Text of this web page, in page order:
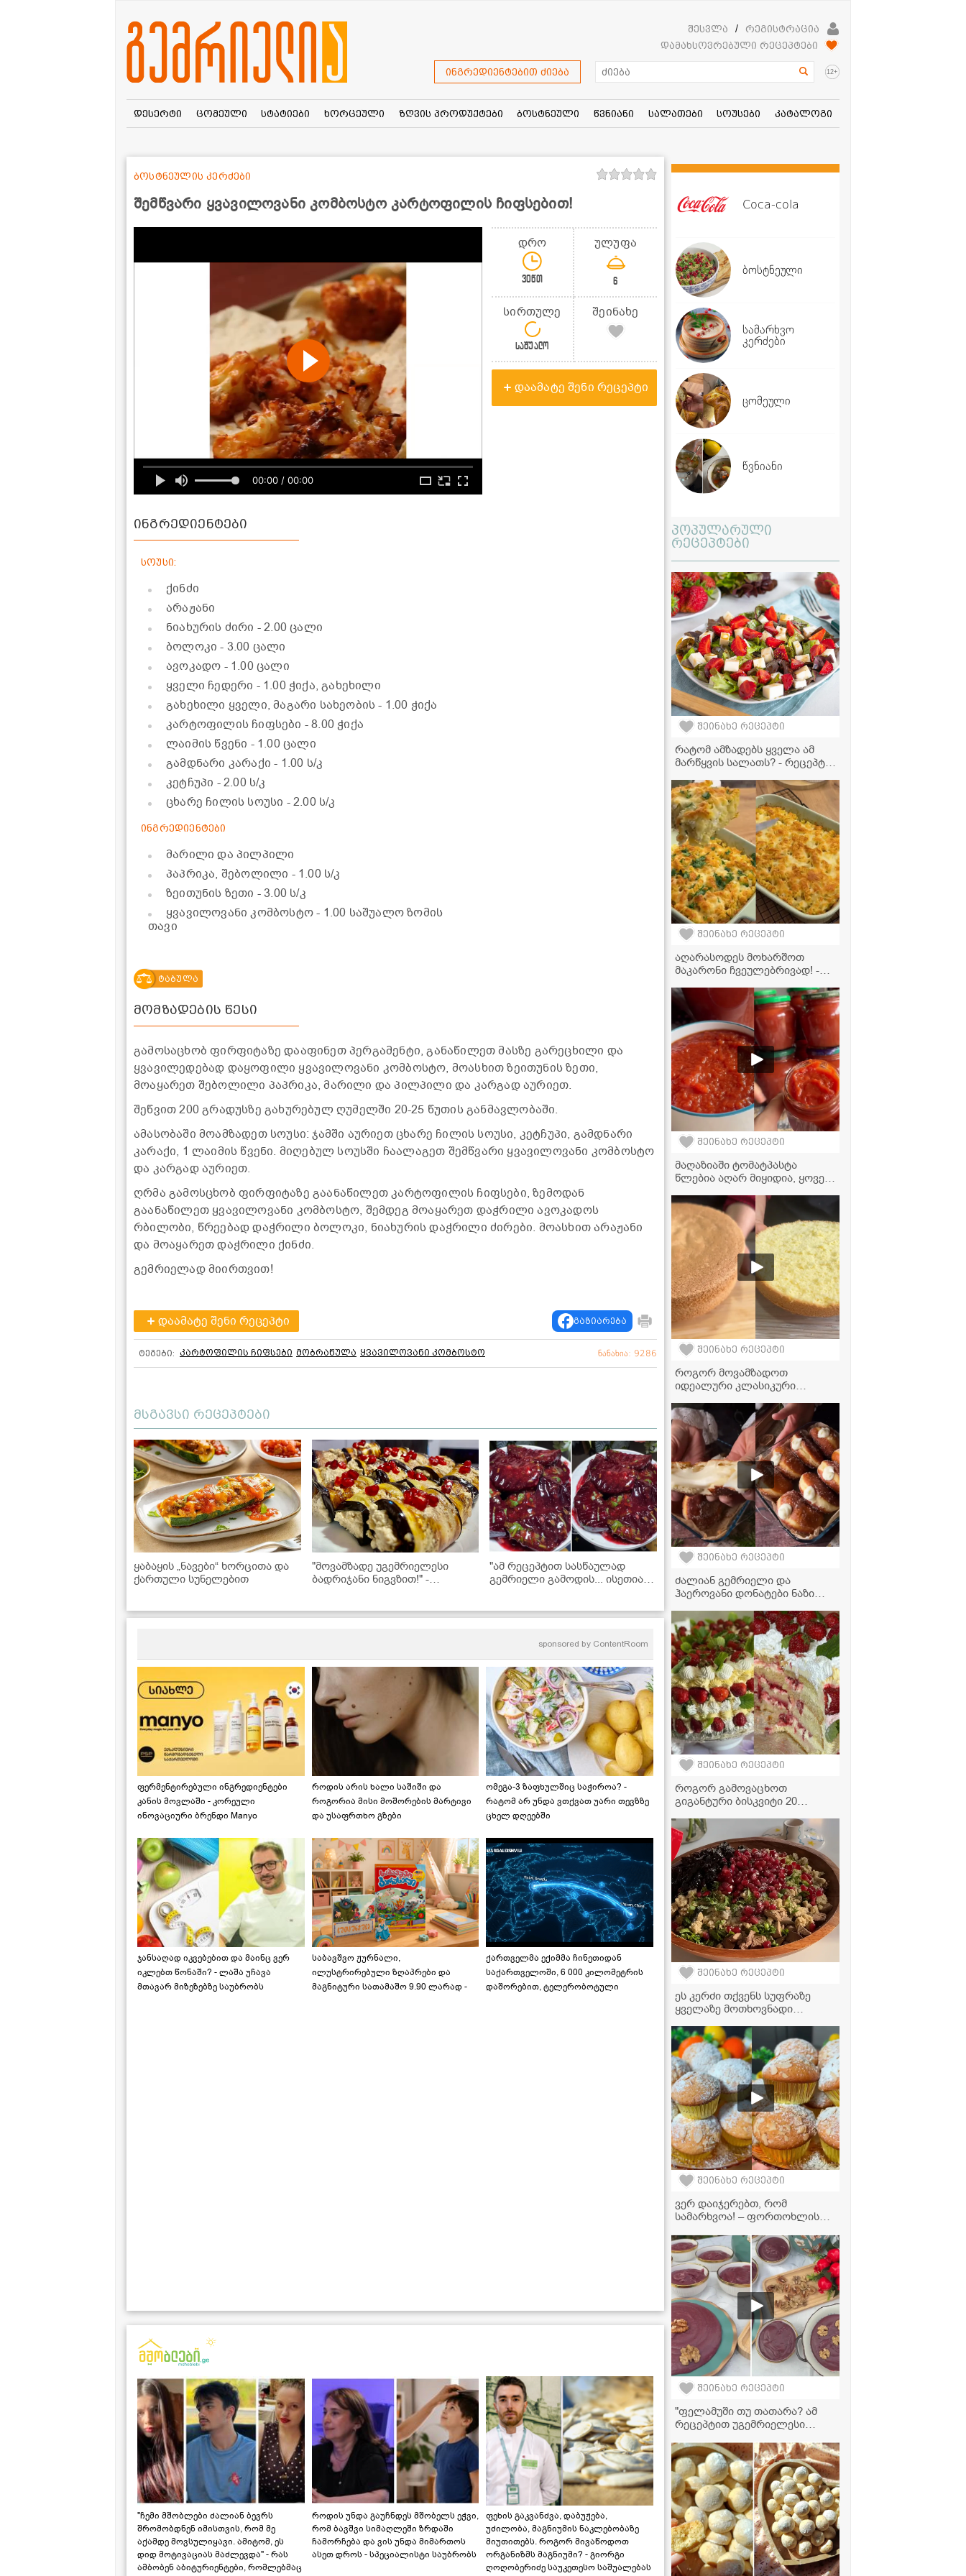
შესვლა /
რეგისტრაცია
დამახსოვრებული რეცეპტები
ინგრედიენტებით ძიება 12+
დესერტი ცომეული სტატიები ხორცეული ზღვის პროდუქტები ბოსტნეული წვნიანი სალათები სოუსები კატალოგი
შემწვარი ყვავილოვანი კომბოსტო კარტოფილის ჩიფსებით!
ბოსტნეულის კერძები
00:00 / 00:00
დრო
30წთ
ულუფა
6
სირთულე
საშუალო
შეინახე
დაამატე შენი რეცეპტი
ინგრედიენტები
სოუსი:
ქინძი
არაჟანი
ნიახურის ძირი - 2.00 ცალი
ბოლოკი- 3.00 ცალი
ავოკადო - 1.00 ცალი
ყველი ჩედერი - 1.00 ჭიქა, გახეხილი
გახეხილი ყველი, მაგარი სახეობის- 1.00 ჭიქა
კარტოფილის ჩიფსები - 8.00 ჭიქა
ლაიმის წვენი - 1.00 ცალი
გამდნარი კარაქი- 1.00 ს/კ
კეტჩუპი - 2.00 ს/კ
ცხარე ჩილის სოუსი - 2.00 ს/კ
ინგრედიენტები
მარილი და პილპილი
პაპრიკა, შებოლილი - 1.00 ს/კ
ზეითუნის ზეთი - 3.00 ს/კ
ყვავილოვანი კომბოსტო- 1.00 საშუალო ზომის
თავი
ტაბულა
მომზადების წესი
გამოსაცხობ ფირფიტაზე დააფინეთ პერგამენტი, განაწილეთ მასზე გარეცხილი და
ყვავილედებად დაყოფილი ყვავილოვანი კომბოსტო, მოასხით ზეითუნის ზეთი,
მოაყარეთ შებოლილი პაპრიკა, მარილი და პილპილი და კარგად აურიეთ.
შეწვით 200 გრადუსზე გახურებულ ღუმელში 20-25 წუთის განმავლობაში.
ამასობაში მოამზადეთ სოუსი: ჯამში აურიეთ ცხარე ჩილის სოუსი, კეტჩუპი, გამდნარი
კარაქი, 1 ლაიმის წვენი. მიღებულ სოუსში ჩაალაგეთ შემწვარი ყვავილოვანი კომბოსტო
და კარგად აურიეთ.
ღრმა გამოსცხობ ფირფიტაზე გაანაწილეთ კარტოფილის ჩიფსები, ზემოდან
გაანაწილეთ ყვავილოვანი კომბოსტო, შემდეგ მოაყარეთ დაჭრილი ავოკადოს
რბილობი, წრეებად დაჭრილი ბოლოკი, ნიახურის დაჭრილი ძირები. მოასხით არაჟანი
და მოაყარეთ დაჭრილი ქინძი.
გემრიელად მიირთვით!
დაამატე შენი რეცეპტი გაზიარება
ტეგები: კარტოფილის ჩიფსები მობრაწულა ყვავილოვანი კომბოსტო ნანახია: 9286
მსგავსი რეცეპტები
ყაბაყის „ნავები“ ხორცითა და
ქართული სუნელებით
"მოვამზადე უგემრიელესი
ბადრიჯანი ნიგვზით!" -
"ამ რეცეპტით სასწაულად
გემრიელი გამოდის... ისეთია,
sponsored by ContentRoom
ფერმენტირებული ინგრედიენტები
კანის მოვლაში - კორეული
ინოვაციური ბრენდი Manyo
როდის არის ხალი საშიში და
როგორია მისი მოშორების მარტივი
და უსაფრთხო გზები
ომეგა-3 ზაფხულშიც საჭიროა? -
რატომ არ უნდა ვთქვათ უარი თევზზე
ცხელ დღეებში
ჯანსაღად იკვებებით და მაინც ვერ
იკლებთ წონაში? - ლაშა უჩავა
მთავარ მიზეზებზე საუბრობს
საბავშვო ჟურნალი,
ილუსტრირებული ზღაპრები და
მაგნიტური სათამაშო 9.90 ლარად -
ქართველმა ექიმმა ჩინეთიდან
საქართველოში, 6 000 კილომეტრის
დაშორებით, ტელერობოტული
"ჩემი მშობლები ძალიან ბევრს
შრომობდნენ იმისთვის, რომ მე
აქამდე მოვსულიყავი. ამიტომ, ეს
დიდ მოტივაციას მაძლევდა" - რას
ამბობენ აბიტურიენტები, რომლებმაც
როდის უნდა გაუჩნდეს მშობელს ეჭვი,
რომ ბავშვი სიმაღლეში ზრდაში
ჩამორჩება და ვის უნდა მიმართოს
ასეთ დროს - სპეციალისტი საუბრობს
ფეხის გაკვანძვა, დაბუჟება,
უძილობა, მაგნიუმის ნაკლებობაზე
მიუთითებს. როგორ მივაწოდოთ
ორგანიზმს მაგნიუმი? - გიორგი
ღოღობერიძე საუკეთესო საშუალებას
Coca-cola
ბოსტნეული
სამარხვო
კერძები
ცომეული
წვნიანი
პოპულარული
რეცეპტები
შეინახე რეცეპტი
რატომ ამზადებს ყველა ამ
მარწყვის სალათს? - რეცეპტი,
სცადოთ!
შეინახე რეცეპტი
აღარასოდეს მოხარშოთ
მაკარონი ჩვეულებრივად! -
უგემრიელესი კერძი მზადაა
შეინახე რეცეპტი
მაღაზიაში ტომატპასტა
წლებია აღარ მიყიდია, ყოველ
ზამთრისთვის! - ნაცადი
რეცეპტი
შეინახე რეცეპტი
როგორ მოვამზადოთ
იდეალური კლასიკური
შეინახე რეცეპტი
ძალიან გემრიელი და
ჰაეროვანი დონატები ნაზი
შეინახე რეცეპტი
როგორ გამოვაცხოთ
გიგანტური ბისკვიტი 20
რეცეპტი
შეინახე რეცეპტი
ეს კერძი თქვენს სუფრაზე
ყველაზე მოთხოვნადი
და განსხვავებული კუჭმაჭი!
შეინახე რეცეპტი
ვერ დაიჯერებთ, რომ
სამარხვოა! – ფორთოხლის
დნება
შეინახე რეცეპტი
"ფელამუში თუ თათარა? ამ
რეცეპტით უგემრიელესი
სცადეთ!" - ვიდეორეცეპტი